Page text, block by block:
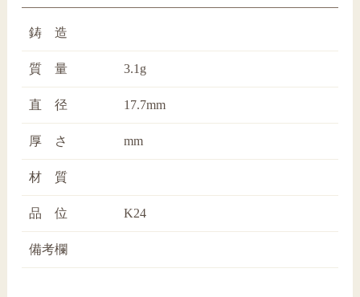
鋳 造
質 量 3.1g
直 径 17.7mm
厚 さ mm
材 質
品 位 K24
備考欄